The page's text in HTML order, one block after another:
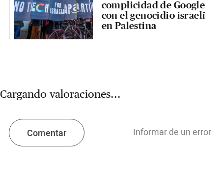
complicidad de Google
con el genocidio israelí
en Palestina
Cargando valoraciones...
Comentar Informar de un error